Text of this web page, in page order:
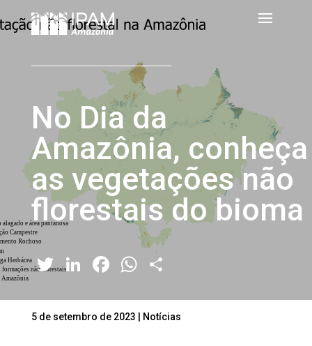
No Dia da
Amazônia, conheça
as vegetações não
florestais do bioma
TwitterLinkedIn
Facebook
WhatsApp
5 de setembro de 2023 Notícias